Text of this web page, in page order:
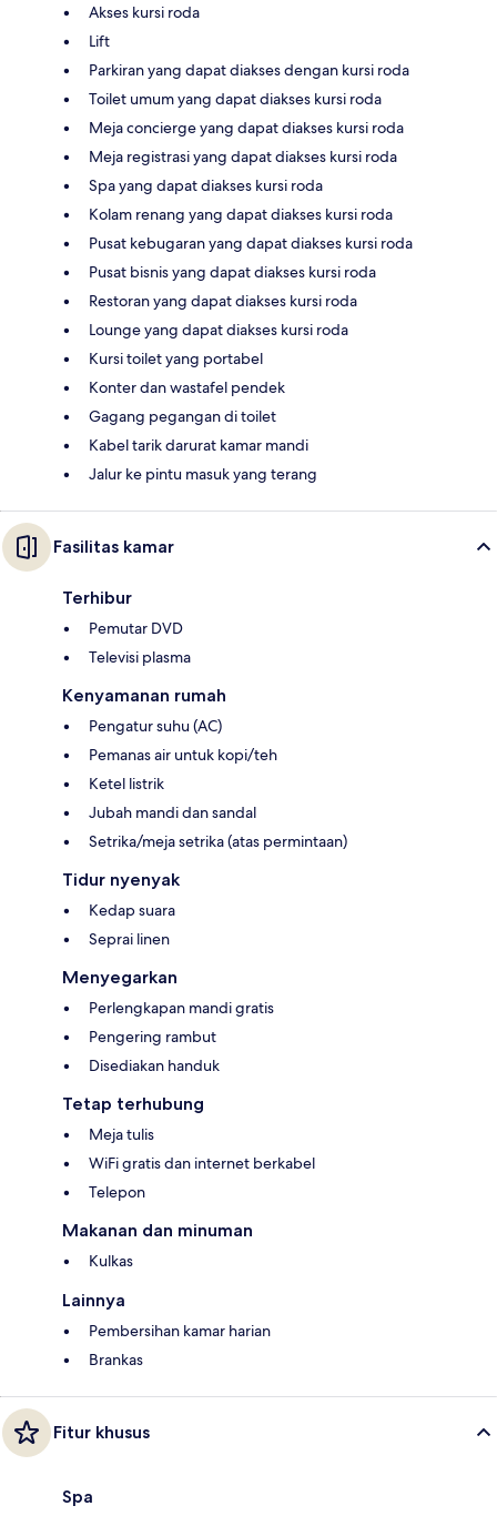
Akses kursi roda
Lift
Parkiran yang dapat diakses dengan kursi roda
Toilet umum yang dapat diakses kursi roda
Meja concierge yang dapat diakses kursi roda
Meja registrasi yang dapat diakses kursi roda
Spa yang dapat diakses kursi roda
Kolam renang yang dapat diakses kursi roda
Pusat kebugaran yang dapat diakses kursi roda
Pusat bisnis yang dapat diakses kursi roda
Restoran yang dapat diakses kursi roda
Lounge yang dapat diakses kursi roda
Kursi toilet yang portabel
Konter dan wastafel pendek
Gagang pegangan di toilet
Kabel tarik darurat kamar mandi
Jalur ke pintu masuk yang terang
Fasilitas kamar
Terhibur
Pemutar DVD
Televisi plasma
Kenyamanan rumah
Pengatur suhu (AC)
Pemanas air untuk kopi/teh
Ketel listrik
Jubah mandi dan sandal
Setrika/meja setrika (atas permintaan)
Tidur nyenyak
Kedap suara
Seprai linen
Menyegarkan
Perlengkapan mandi gratis
Pengering rambut
Disediakan handuk
Tetap terhubung
Meja tulis
WiFi gratis dan internet berkabel
Telepon
Makanan dan minuman
Kulkas
Lainnya
Pembersihan kamar harian
Brankas
Fitur khusus
Spa